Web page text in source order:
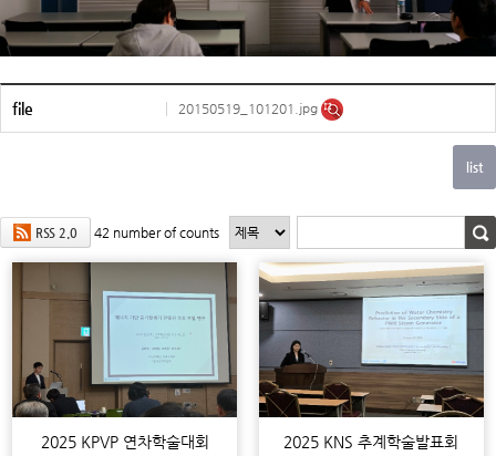
file 20150519_101201.jpg
RSS 2.0 42 number of counts
2025 KPVP 연차학술대회 2025 KNS 추계학술발표회